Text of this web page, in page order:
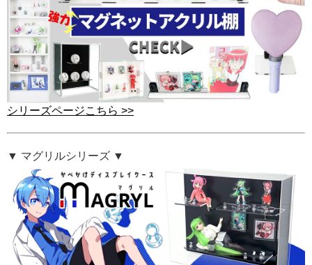
シリーズページこちら >>
▼ マグリルシリーズ ▼